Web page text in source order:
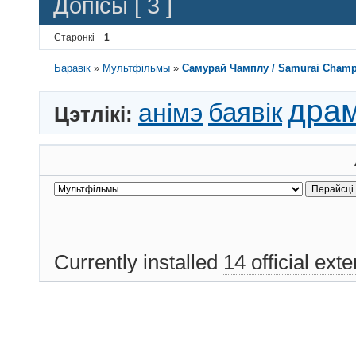
Допісы [ 3 ]
Старонкі 1
Баравік » Мультфільмы »Самурай Чамплу / Samurai
Цэтлікі: анімэ баявік
Currently installed 14 official